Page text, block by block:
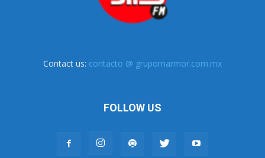
Contact us: contacto @ grupomarmor.com.mx
FOLLOW US